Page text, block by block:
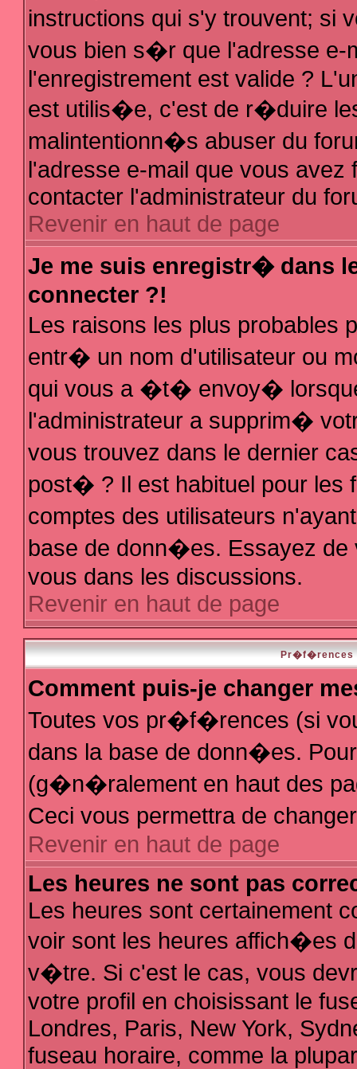
instructions qui s'y trouvent;
vous bien s�r que l'adresse e-
l'enregistrement est valide ?
est utilis�e, c'est de r�duire
malintentionn�s abuser du
l'adresse e-mail que vous
contacter l'administrateur du
Revenir en haut de page
Je me suis enregistr� dans
connecter ?!
Les raisons les plus probables
entr� un nom d'utilisateur ou
qui vous a �t� envoy�
l'administrateur a supprim�
vous trouvez dans le dernier
post� ? Il est habituel pour les
comptes des utilisateurs
base de donn�es. Essayez de
vous dans les discussions.
Revenir en haut de page
Pr�f�rences
Comment puis-je changer
Toutes vos pr�f�rences (si
dans la base de donn�es.
(g�n�ralement en haut des
Ceci vous permettra de
Revenir en haut de page
Les heures ne sont pas
Les heures sont certainement
voir sont les heures affich�es
v�tre. Si c'est le cas, vous
votre profil en choisissant le
Londres, Paris, New York,
fuseau horaire, comme la